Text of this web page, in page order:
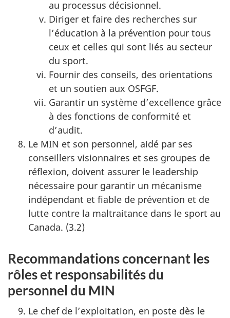
au processus décisionnel.
Diriger et faire des recherches sur
l’éducation à la prévention pour tous
ceux et celles qui sont liés au secteur
du sport.
Fournir des conseils, des orientations
et un soutien aux OSFGF.
Garantir un système d’excellence grâce
à des fonctions de conformité et
d’audit.
Le MIN et son personnel, aidé par ses
conseillers visionnaires et ses groupes de
réflexion, doivent assurer le leadership
nécessaire pour garantir un mécanisme
indépendant et fiable de prévention et de
lutte contre la maltraitance dans le sport au
Canada. (3.2)
Recommandations concernant les
rôles et responsabilités du
personnel du MIN
Le chef de l’exploitation, en poste dès le